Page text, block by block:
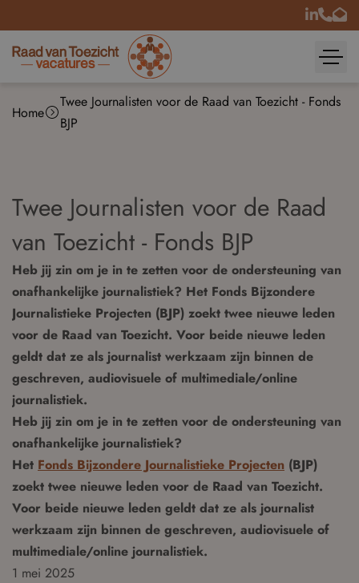
Home
Twee Journalisten voor de Raad van Toezicht - Fonds
BJP
Twee Journalisten voor de Raad
van Toezicht - Fonds BJP
Heb jij zin om je in te zetten voor de ondersteuning van
onafhankelijke journalistiek? Het Fonds Bijzondere
Journalistieke Projecten (BJP) zoekt twee nieuwe leden
voor de Raad van Toezicht. Voor beide nieuwe leden
geldt dat ze als journalist werkzaam zijn binnen de
geschreven, audiovisuele of multimediale/online
journalistiek.
Heb jij zin om je in te zetten voor de ondersteuning van
onafhankelijke journalistiek?
Het Fonds Bijzondere Journalistieke Projecten (BJP)
zoekt twee nieuwe leden voor de Raad van Toezicht.
Voor beide nieuwe leden geldt dat ze als journalist
werkzaam zijn binnen de geschreven, audiovisuele of
multimediale/online journalistiek.
1 mei 2025